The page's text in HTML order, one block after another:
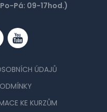
Pá: 09-17hod.)
YouTube
ÚDAJŮ
KE KURZŮM